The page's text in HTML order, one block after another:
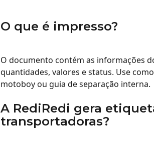
O que é impresso?
O documento contém as informações
quantidades, valores e status. Use
motoboy ou guia de separação interna.
A RediRedi gera
transportadoras?